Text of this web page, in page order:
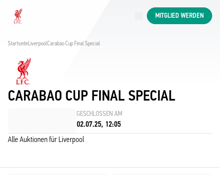
Now live
MITGLIED WERDEN
StartseiteLiverpoolCarabao Cup Final Special
CARABAO CUP FINAL SPECIAL
GESCHLOSSEN AM
02.07.25, 12:05
Alle Auktionen für Liverpool